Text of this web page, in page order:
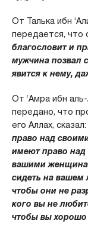
От Талька ибн
передается, что
благословит и
мужчина позвал
явится к нему,
От ‘Амра ибн
передано, что
его Аллах, сказал:
право над
имеют право над
вашими
сидеть на вашем
чтобы они не
кого вы не
чтобы вы хорошо